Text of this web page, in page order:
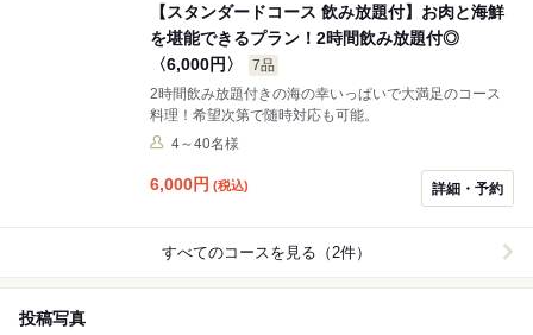
【スタンダードコース 飲み放題付】お肉と海鮮
を堪能できるプラン！2時間飲み放題付◎
〈6,000円〉
7品
2時間飲み放題付きの海の幸いっぱいで大満足のコース
料理！希望次第で随時対応も可能。
4～40名様
6,000円 (税込) 詳細・予約
すべてのコースを見る（2件）
投稿写真